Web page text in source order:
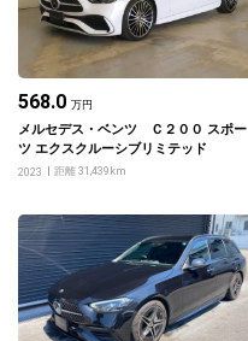
568.0 万円
メルセデス・ベンツ Ｃ２００ スポー
ツ エクスクルーシブリミテッド
2023 距離 31,439km